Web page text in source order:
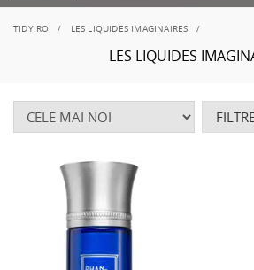
TIDY.RO LES LIQUIDES IMAGINAIRES
LES LIQUIDES